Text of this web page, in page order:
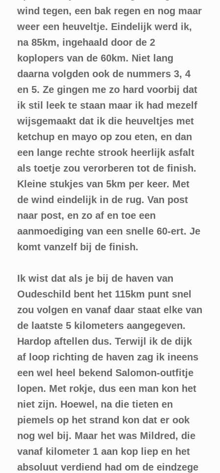
wind tegen, een bak regen en nog maar
weer een heuveltje. Eindelijk werd ik,
na 85km, ingehaald door de 2
koplopers van de 60km. Niet lang
daarna volgden ook de nummers 3, 4
en 5. Ze gingen me zo hard voorbij dat
ik stil leek te staan maar ik had mezelf
wijsgemaakt dat ik die heuveltjes met
ketchup en mayo op zou eten, en dan
een lange rechte strook heerlijk asfalt
als toetje zou verorberen tot de finish.
Kleine stukjes van 5km per keer. Met
de wind eindelijk in de rug. Van post
naar post, en zo af en toe een
aanmoediging van een snelle 60-ert. Je
komt vanzelf bij de finish.
Ik wist dat als je bij de haven van
Oudeschild bent het 115km punt snel
zou volgen en vanaf daar staat elke van
de laatste 5 kilometers aangegeven.
Hardop aftellen dus. Terwijl ik de dijk
af loop richting de haven zag ik ineens
een wel heel bekend Salomon-outfitje
lopen. Met rokje, dus een man kon het
niet zijn. Hoewel, na die tieten en
piemels op het strand kon dat er ook
nog wel bij. Maar het was Mildred, die
vanaf kilometer 1 aan kop liep en het
absoluut verdiend had om de eindzege